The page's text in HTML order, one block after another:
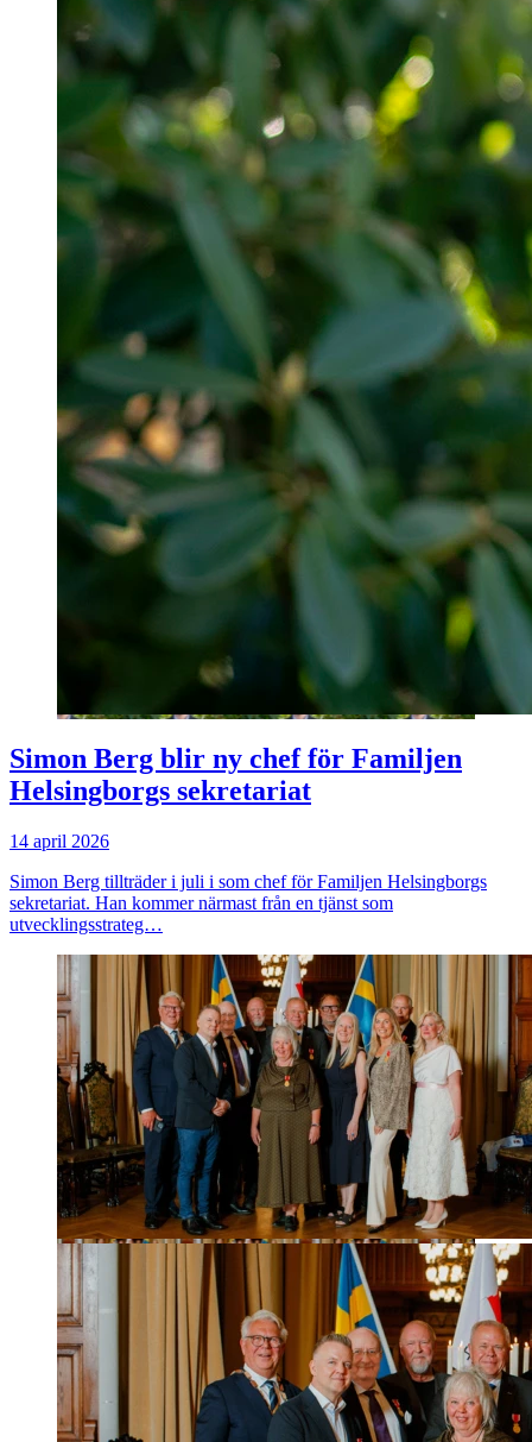
Simon Berg blir ny chef för Familjen
Helsingborgs sekretariat
14 april 2026
Simon Berg tillträder i juli i som chef för Familjen Helsingborgs
sekretariat. Han kommer närmast från en tjänst som
utvecklingsstrateg…